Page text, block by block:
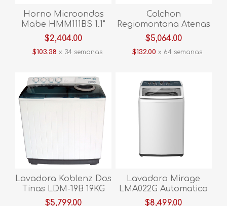
Horno Microondas
Mabe HMM111BS 1.1"
Espejo
$2,404.00
$103.38 x 34 semanas
Colchon
Regiomontana Atenas
King size
$5,064.00
$132.00 x 64 semanas
Lavadora Koblenz Dos
Tinas LDM-19B 19KG
Blanco
$5,799.00
Lavadora Mirage
LMA022G Automatica
22 KG Blanco
$8,499.00